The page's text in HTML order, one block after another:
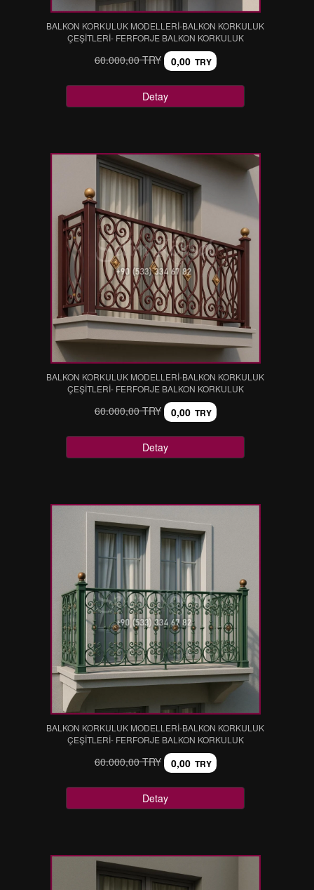
BALKON KORKULUK MODELLERİ-BALKON KORKULUK
ÇEŞİTLERİ- FERFORJE BALKON KORKULUK
60.000,00 TRY 0,00 TRY
Detay
BALKON KORKULUK MODELLERİ-BALKON KORKULUK
ÇEŞİTLERİ- FERFORJE BALKON KORKULUK
60.000,00 TRY 0,00 TRY
Detay
BALKON KORKULUK MODELLERİ-BALKON KORKULUK
ÇEŞİTLERİ- FERFORJE BALKON KORKULUK
60.000,00 TRY 0,00 TRY
Detay